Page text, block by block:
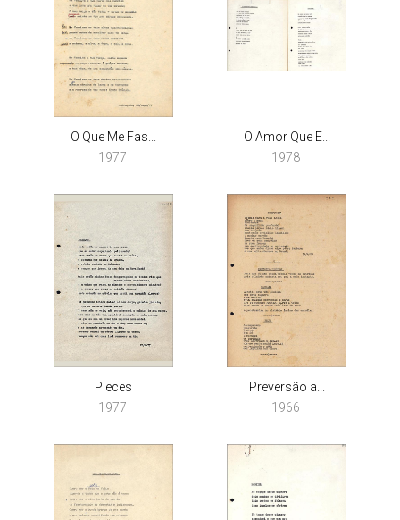
O Que Me Fas...
1977
O Amor Que E...
1978
Pieces
1977
Preversão a...
1966